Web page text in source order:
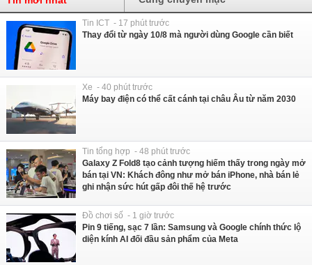
Tin ICT - 17 phút trước
Thay đổi từ ngày 10/8 mà người dùng Google cần biết
Xe - 40 phút trước
Máy bay điện có thể cất cánh tại châu Âu từ năm 2030
Tin tổng hợp - 48 phút trước
Galaxy Z Fold8 tạo cảnh tượng hiếm thấy trong ngày mở
bán tại VN: Khách đông như mở bán iPhone, nhà bán lẻ
ghi nhận sức hút gấp đôi thế hệ trước
Đồ chơi số - 1 giờ trước
Pin 9 tiếng, sạc 7 lần: Samsung và Google chính thức lộ
diện kính AI đối đầu sản phẩm của Meta